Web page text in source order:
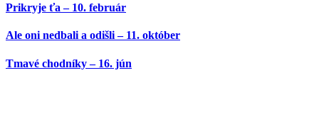
Prikryje ťa – 10. február
Ale oni nedbali a odišli – 11. október
Tmavé chodníky – 16. jún